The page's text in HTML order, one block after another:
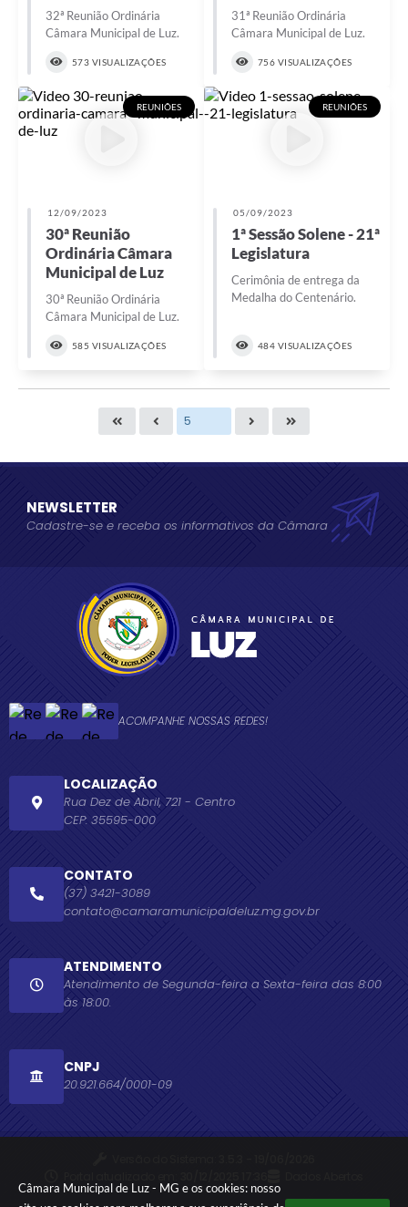
Câmara Municipal de Luz - MG e os cookies: nosso
32ª Reunião Ordinária
Câmara Municipal de Luz.
573 VISUALIZAÇÕES
31ª Reunião Ordinária
Câmara Municipal de Luz.
756 VISUALIZAÇÕES
REUNIÕES
12/09/2023
30ª Reunião
Ordinária Câmara
Municipal de Luz
30ª Reunião Ordinária
Câmara Municipal de Luz.
585 VISUALIZAÇÕES
REUNIÕES
05/09/2023
1ª Sessão Solene - 21ª
Legislatura
Cerimônia de entrega da
Medalha do Centenário.
484 VISUALIZAÇÕES
ACOMPANHE NOSSAS REDES!
LOCALIZAÇÃO
Rua Dez de Abril, 721 - Centro
CEP: 35595-000
CONTATO
(37) 3421-3089
contato@camaramunicipaldeluz.mg.gov.br
ATENDIMENTO
Atendimento de Segunda-feira a Sexta-feira das 8:00
às 18:00.
CNPJ
20.921.664/0001-09
NEWSLETTER
Cadastre-se e receba os informativos da Câmara